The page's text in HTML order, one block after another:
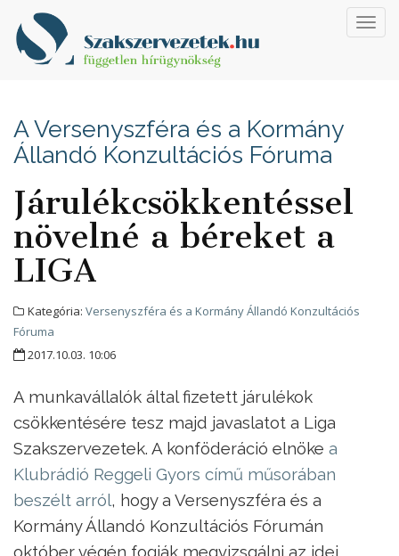
A Versenyszféra és a Kormány
Állandó Konzultációs Fóruma
Járulékcsökkentéssel
növelné a béreket a
LIGA
Kategória: Versenyszféra és a Kormány Állandó Konzultációs
Fóruma
2017.10.03. 10:06
A munkavállalók által fizetett járulékok
csökkentésére tesz majd javaslatot a Liga
Szakszervezetek. A konföderáció elnöke a
Klubrádió Reggeli Gyors című műsorában
beszélt arról, hogy a Versenyszféra és a
Kormány Állandó Konzultációs Fórumán
október végén fogják megvizsgálni az idei